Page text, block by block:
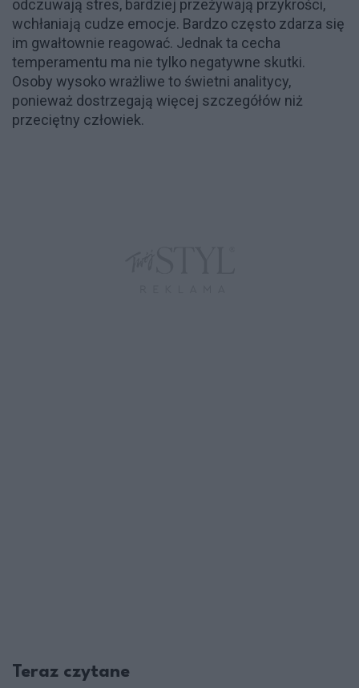
odczuwają stres, bardziej przeżywają przykrości,
wchłaniają cudze emocje. Bardzo często zdarza się
im gwałtownie reagować. Jednak ta cecha
temperamentu ma nie tylko negatywne skutki.
Osoby wysoko wrażliwe to świetni analitycy,
ponieważ dostrzegają więcej szczegółów niż
przeciętny człowiek.
Teraz czytane